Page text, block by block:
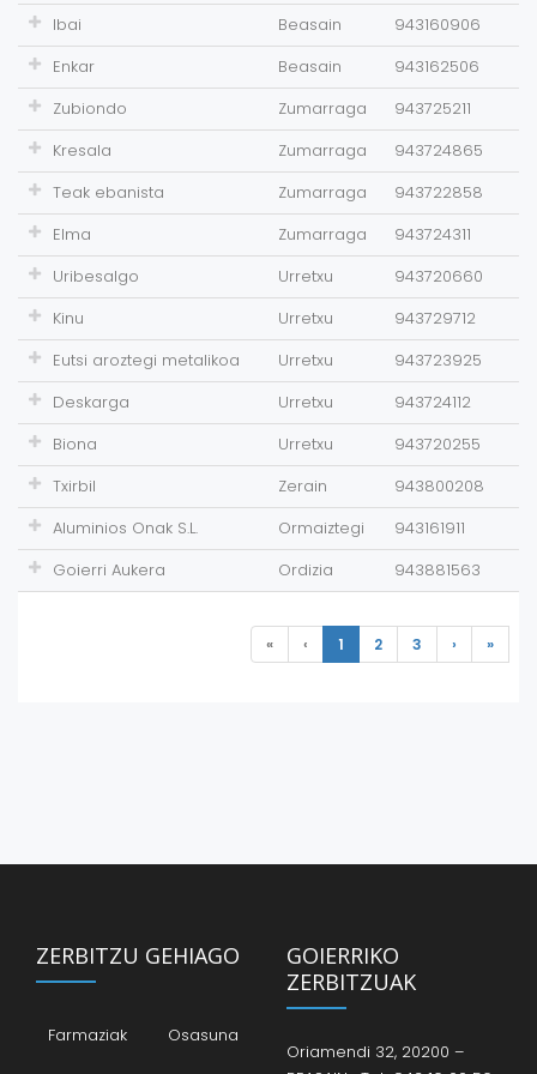
« ‹ 1 2 3 › »
Ibai
Beasain
943160906
Enkar
Beasain
943162506
Zubiondo
Zumarraga
943725211
Kresala
Zumarraga
943724865
Teak ebanista
Zumarraga
943722858
Elma
Zumarraga
943724311
Uribesalgo
Urretxu
943720660
Kinu
Urretxu
943729712
Eutsi aroztegi metalikoa
Urretxu
943723925
Deskarga
Urretxu
943724112
Biona
Urretxu
943720255
Txirbil
Zerain
943800208
Aluminios Onak S.L.
Ormaiztegi
943161911
Goierri Aukera
Ordizia 943881563
ZERBITZU GEHIAGO
Farmaziak
Osasuna
GOIERRIKO
ZERBITZUAK
Oriamendi 32, 20200 –